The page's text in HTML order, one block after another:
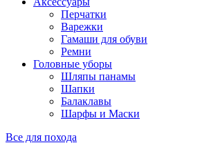
Перчатки
Варежки
Гамаши для обуви
Ремни
Головные уборы
Шляпы панамы
Шапки
Балаклавы
Шарфы и Маски
Все для похода